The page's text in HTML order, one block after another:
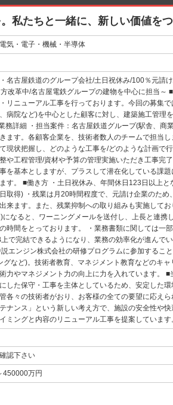
私たちと一緒に、新しい価値をつ
気・電子・機械・半導体
名古屋鉄道のグループ会社/土日祝休み/100％元請
改革中/名古屋電鉄グループの建物を中心に担当～
リニューアル工事を行っております。今回の募集
病院など)を中心とした顧客に対し、建築施工管理
務詳細 ・担当案件：名古屋鉄道グループ(駅舎、商
ます。各顧客企業を、技術者数人のチームで担当
現状把握し、どのような工事を/どのような計画で
や工程管理/資材や予算の管理実施いただき工事完
を基本としますが、プラスして潜在化している課
す。 ■働き方 ・土日祝休み、年間休日123日以上と
取得) ・残業は月20時間程度で、元請け企業のため
来ます。また、残業抑制への取り組みも実施して
になると、ワーニングメールを送付し、上長と連携
時間をとっております。 ・業務書類に関しては一
で完結できるようになり、業務の効率化が進んで
エンジン株式会社の研修プログラムに参加するこ
グなど)。技術者教育、マネジメント教育などのキ
力やマネジメント力の向上に力を入れています。
した保守・工事を主体としているため、安定した環
各々の技術者がおり、お客様の全ての要望に応え
ナンス」という新しい考え方で、施設の安全性や
ミングと内容のリニューアル工事を提案しています
認下さい
450000万円